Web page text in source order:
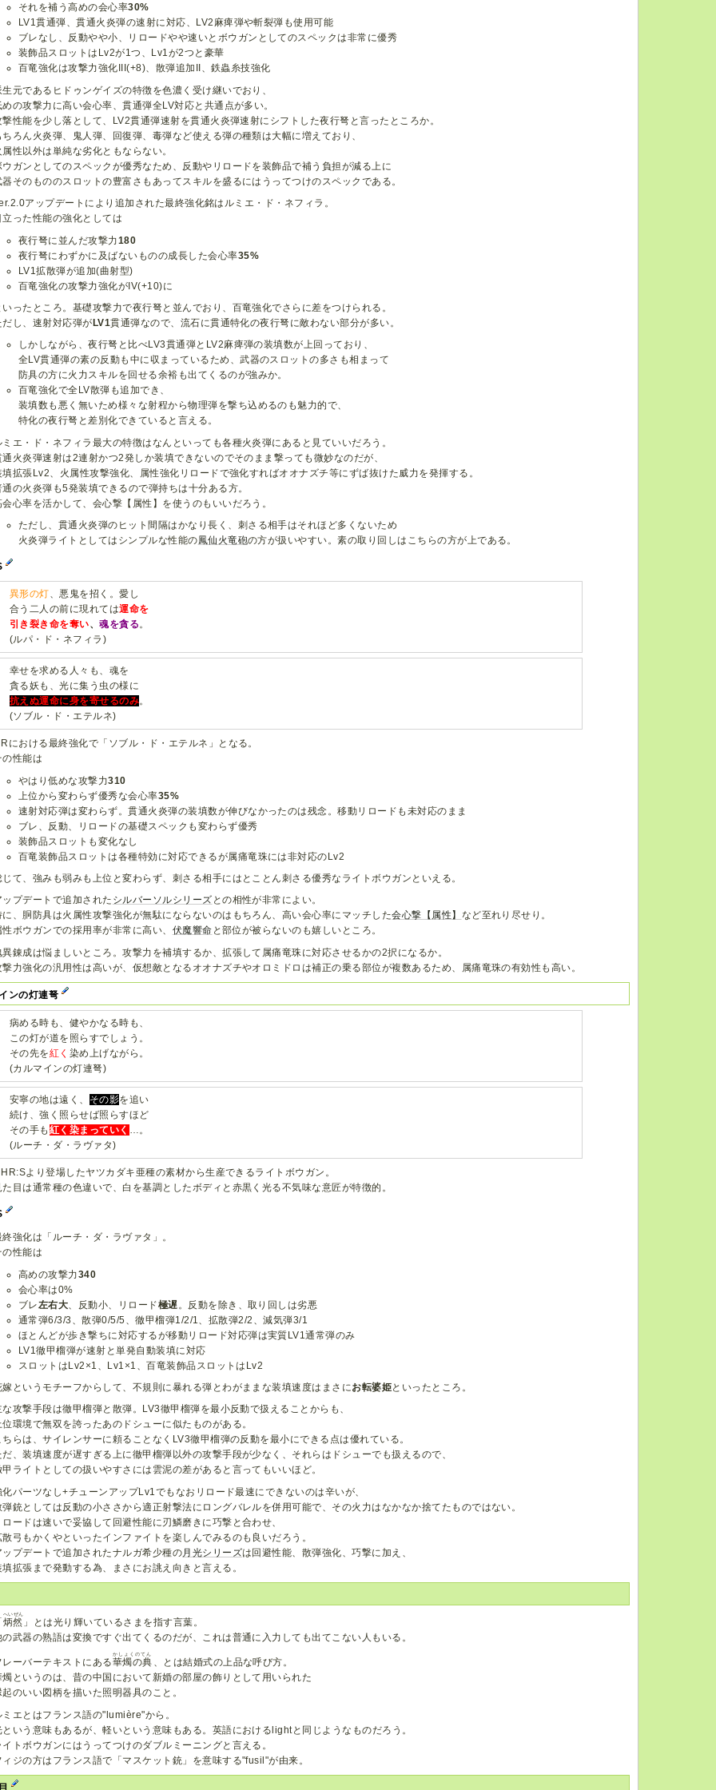
それを補う高めの会心率30%
LV1貫通弾、貫通火炎弾の速射に対応、LV2麻痺弾や斬裂弾も使用可能
ブレなし、反動やや小、リロードやや速いとボウガンとしてのスペックは非常に優秀
装飾品スロットはLv2が1つ、Lv1が2つと豪華
百竜強化は攻撃力強化III(+8)、散弾追加II、鉄蟲糸技強化
生元であるヒドゥンゲイズの特徴を色濃く受け継いでおり、
めの攻撃力に高い会心率、貫通弾全LV対応と共通点が多い。
撃性能を少し落として、LV2貫通弾速射を貫通火炎弾速射にシフトした夜行弩と言ったところか。
ちろん火炎弾、鬼人弾、回復弾、毒弾など使える弾の種類は大幅に増えており、
属性以外は単純な劣化ともならない。
ウガンとしてのスペックが優秀なため、反動やリロードを装飾品で補う負担が減る上に
器そのもののスロットの豊富さもあってスキルを盛るにはうってつけのスペックである。
アップデートにより追加された最終強化銘はルミエ・ド・ネフィラ。
立った性能の強化としては
夜行弩に並んだ攻撃力180
夜行弩にわずかに及ばないものの成長した会心率35%
LV1拡散弾が追加(曲射型)
百竜強化の攻撃力強化がIV(+10)に
いったところ。基礎攻撃力で夜行弩と並んでおり、百竜強化でさらに差をつけられる。
だし、速射対応弾が LV1貫通弾なので、流石に貫通特化の夜行弩に敵わない部分が多い。
しかしながら、夜行弩と比べLV3貫通弾とLV2麻痺弾の装填数が上回っており、
全LV貫通弾の素の反動も中に収まっているため、武器のスロットの多さも相まって
防具の方に火力スキルを回せる余裕も出てくるのが強みか。
百竜強化で全LV散弾も追加でき、
装填数も悪く無いため様々な射程から物理弾を撃ち込めるのも魅力的で、
特化の夜行弩と差別化できていると言える。
ミエ・ド・ネフィラ最大の特徴はなんといっても各種火炎弾にあると見ていいだろう。
通火炎弾速射は2連射かつ2発しか装填できないのでそのまま撃っても微妙なのだが、
填拡張Lv2、火属性攻撃強化、属性強化リロードで強化すればオオナズチ等にずば抜けた威力を発揮する。
通の火炎弾も5発装填できるので弾持ちは十分ある方。
会心率を活かして、会心撃【属性】を使うのもいいだろう。
ただし、貫通火炎弾のヒット間隔はかなり長く、刺さる相手はそれほど多くないため
火炎弾ライトとしてはシンプルな性能の鳳仙火竜砲の方が扱いやすい。素の取り回しはこちらの方が上である。
異形の灯、悪鬼を招く。愛し
合う二人の前に現れては運命を
引き裂き命を奪い、魂を貪る。
(ルパ・ド・ネフィラ)
幸せを求める人々も、魂を
貪る妖も、光に集う虫の様に
抗えぬ運命に身を寄せるのみ。
(ソブル・ド・エテルネ)
における最終強化で「ソブル・ド・エテルネ」となる。
の性能は
やはり低めな攻撃力310
上位から変わらず優秀な会心率35%
速射対応弾は変わらず。貫通火炎弾の装填数が伸びなかったのは残念。移動リロードも未対応のまま
ブレ、反動、リロードの基礎スペックも変わらず優秀
装飾品スロットも変化なし
百竜装飾品スロットは各種特効に対応できるが属痛竜珠には非対応のLv2
じて、強みも弱みも上位と変わらず、刺さる相手にはとことん刺さる優秀なライトボウガンといえる。
ップデートで追加された シルバーソルシリーズ との相性が非常によい。
に、胴防具は火属性攻撃強化が無駄にならないのはもちろん、高い会心率にマッチした会心撃【属性】 など至れり尽せり。
性ボウガンでの採用率が非常に高い、 伏魔響命 と部位が被らないのも嬉しいところ。
異錬成は悩ましいところ。攻撃力を補填するか、拡張して属痛竜珠に対応させるかの2択になるか。
撃力強化の汎用性は高いが、仮想敵となるオオナズチやオロミドロは補正の乗る部位が複数あるため、属痛竜珠の有効性も高い。
ンの灯連弩
病める時も、健やかなる時も、
この灯が道を照らすでしょう。
その先を紅く 染め上げながら。
(カルマインの灯連弩)
安寧の地は遠く、 その影を追い
続け、強く照らせば照らすほど
その手も 紅く染まっていく
…。
(ルーチ・ダ・ラヴァタ)
より登場したヤツカダキ亜種の素材から生産できるライトボウガン。
た目は通常種の色違いで、白を基調としたボディと赤黒く光る不気味な意匠が特徴的。
終強化は「ルーチ・ダ・ラヴァタ」。
の性能は
高めの攻撃力340
会心率は0%
ブレ左右大 、反動小、リロード極遅 。反動を除き、取り回しは劣悪
通常弾6/3/3、散弾0/5/5、徹甲榴弾1/2/1、拡散弾2/2、減気弾3/1
ほとんどが歩き撃ちに対応するが移動リロード対応弾は実質LV1通常弾のみ
LV1徹甲榴弾が速射と単発自動装填に対応
スロットはLv2×1、Lv1×1、百竜装飾品スロットはLv2
嫁というモチーフからして、不規則に暴れる弾とわがままな装填速度はまさにお転婆姫といったところ。
な攻撃手段は徹甲榴弾と散弾。LV3徹甲榴弾を最小反動で扱えることからも、
位環境で無双を誇ったあのドシューに似たものがある。
ちらは、サイレンサーに頼ることなくLV3徹甲榴弾の反動を最小にできる点は優れている。
だ、装填速度が遅すぎる上に徹甲榴弾以外の攻撃手段が少なく、それらはドシューでも扱えるので、
甲ライトとしての扱いやすさには雲泥の差があると言ってもいいほど。
化パーツなし+チューンアップLv1でもなおリロード最速にできないのは辛いが、
弾銃としては反動の小ささから適正射撃法にロングバレルを併用可能で、その火力はなかなか捨てたものではない。
ロードは速いで妥協して回避性能に刃鱗磨きに巧撃と合わせ、
散弓もかくやといったインファイトを楽しんでみるのも良いだろう。
ップデートで追加されたナルガ希少種の月光シリーズは回避性能、散弾強化、巧撃に加え、
填拡張まで発動する為、まさにお誂え向きと言える。
炳然
へいぜん
」とは光り輝いているさまを指す言葉。
の武器の熟語は変換ですぐ出てくるのだが、これは普通に入力しても出てこない人もいる。
レーバーテキストにある華燭の典
かしょくのてん
、とは結婚式の上品な呼び方。
燭というのは、昔の中国において新婚の部屋の飾りとして用いられた
起のいい図柄を描いた照明器具のこと。
ミエとはフランス語の"lumière"から。
という意味もあるが、軽いという意味もある。英語におけるlightと同じようなものだろう。
イトボウガンにはうってつけのダブルミーニングと言える。
ィジの方はフランス語で「マスケット銃」を意味する"fusil"が由来。